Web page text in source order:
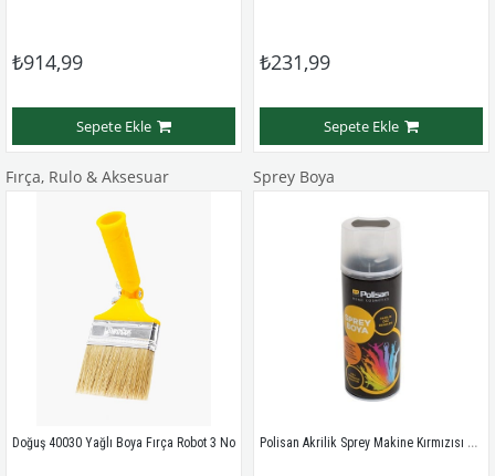
₺914,99
Sepete Ekle
₺231,99
Sepete Ekle
Fırça, Rulo & Aksesuar
Doğuş 40030 Yağlı Boya Fırça Robot 3 No
Sprey Boya
Polisan Akrilik Sprey Makine Kırmızısı Ral 2002